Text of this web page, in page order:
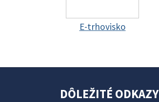
E-trhovisko
DÔLEŽITÉ ODKAZY